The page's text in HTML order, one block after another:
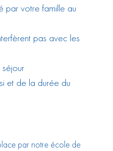
par votre famille au
pas avec les
et de la durée du
par notre école de